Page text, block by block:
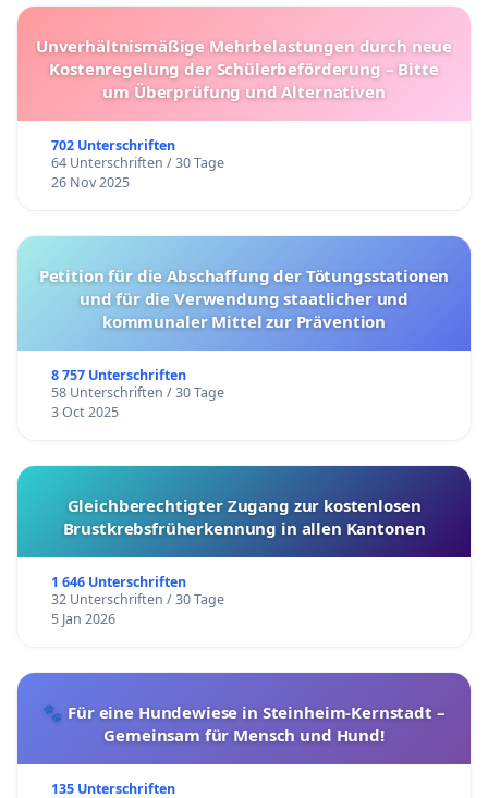
Unverhältnismäßige Mehrbelastungen durch neue
Kostenregelung der Schülerbeförderung – Bitte
um Überprüfung und Alternativen
702 Unterschriften
64 Unterschriften / 30 Tage
26 Nov 2025
Petition für die Abschaffung der Tötungsstationen
und für die Verwendung staatlicher und
kommunaler Mittel zur Prävention
8 757 Unterschriften
58 Unterschriften / 30 Tage
3 Oct 2025
Gleichberechtigter Zugang zur kostenlosen
Brustkrebsfrüherkennung in allen Kantonen
1 646 Unterschriften
32 Unterschriften / 30 Tage
5 Jan 2026
🐾 Für eine Hundewiese in Steinheim-Kernstadt –
Gemeinsam für Mensch und Hund!
135 Unterschriften